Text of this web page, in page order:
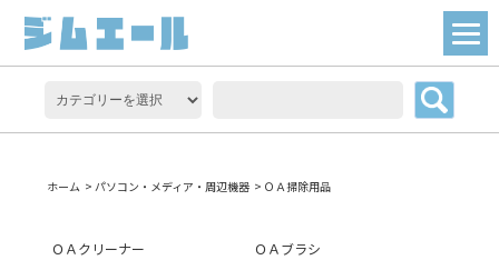
ホーム >パソコン・メディア・周辺機器 > ＯＡ掃除用品
ＯＡクリーナー ＯＡブラシ